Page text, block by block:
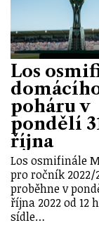
Los
poháru v
pondělí
října
Los osmifinále
pro ročník 2022/
proběhne v
října 2022 od 12
sídle…